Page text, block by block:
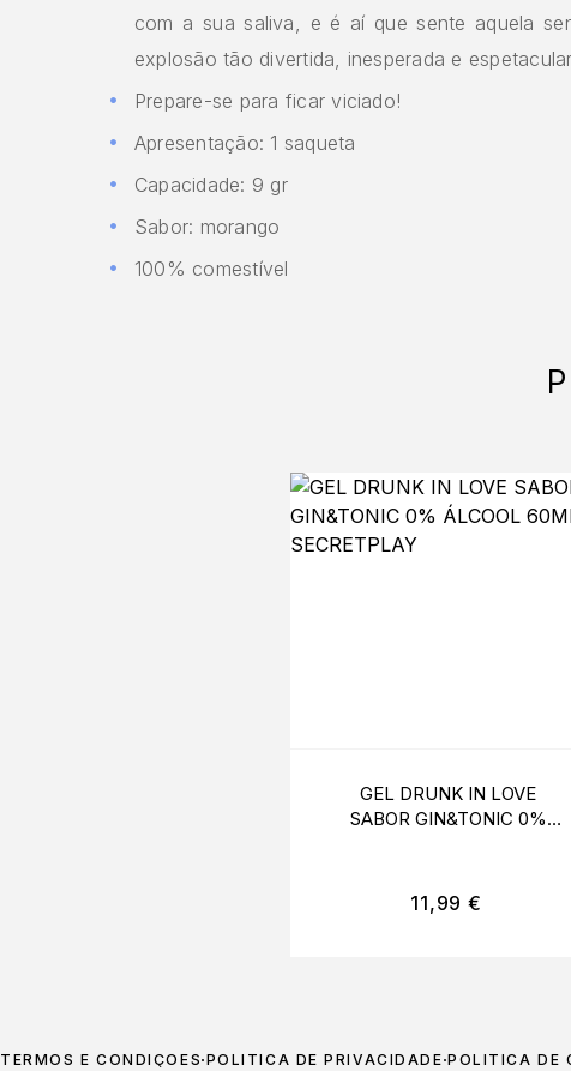
com a sua saliva, e é aí que sente aquela
explosão tão divertida, inesperada e
Prepare-se para ficar viciado!
Apresentação: 1 saqueta
Capacidade: 9 gr
Sabor: morango
100% comestível
GEL DRUNK IN LOVE
SABOR GIN&TONIC 0%
11,99 €
TERMOS E CONDIÇÕES POLÍTICA DE PRIVACIDADE POLÍTICA DE